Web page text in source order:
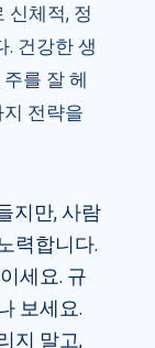
신체적, 정
. 건강한 생
를 잘 헤
전략을
지만, 사람
력합니다.
세요. 규
보세요.
지 말고,